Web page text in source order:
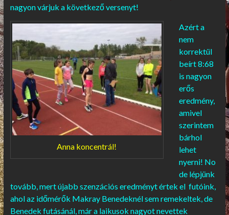
nagyon várjuk a következő versenyt!
Anna koncentrál!
Azért a
nem
korrektül
beírt 8:68
is nagyon
erős
eredmény,
amivel
szerintem
bárhol
lehet
nyerni! No
de lépjünk
tovább, mert újabb szenzációs eredményt értek el futóink,
ahol az időmérők Makray Benedeknél sem remekeltek, de
Benedek futásánál, már a laikusok nagyot nevettek